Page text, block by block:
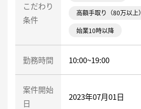
こだわり
条件
高額手取り（80万以上）
始業10時以降
勤務時間 10:00~19:00
案件開始
日
2023年07月01日